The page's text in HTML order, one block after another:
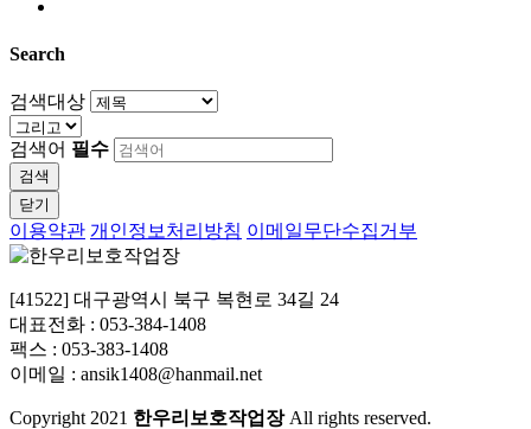
Search
검색대상
검색어 필수
검색
닫기
이용약관 개인정보처리방침 이메일무단수집거부
[41522] 대구광역시 북구 복현로 34길 24
대표전화 : 053-384-1408
팩스 : 053-383-1408
이메일 : ansik1408@hanmail.net
Copyright 2021 한우리보호작업장All rights reserved.